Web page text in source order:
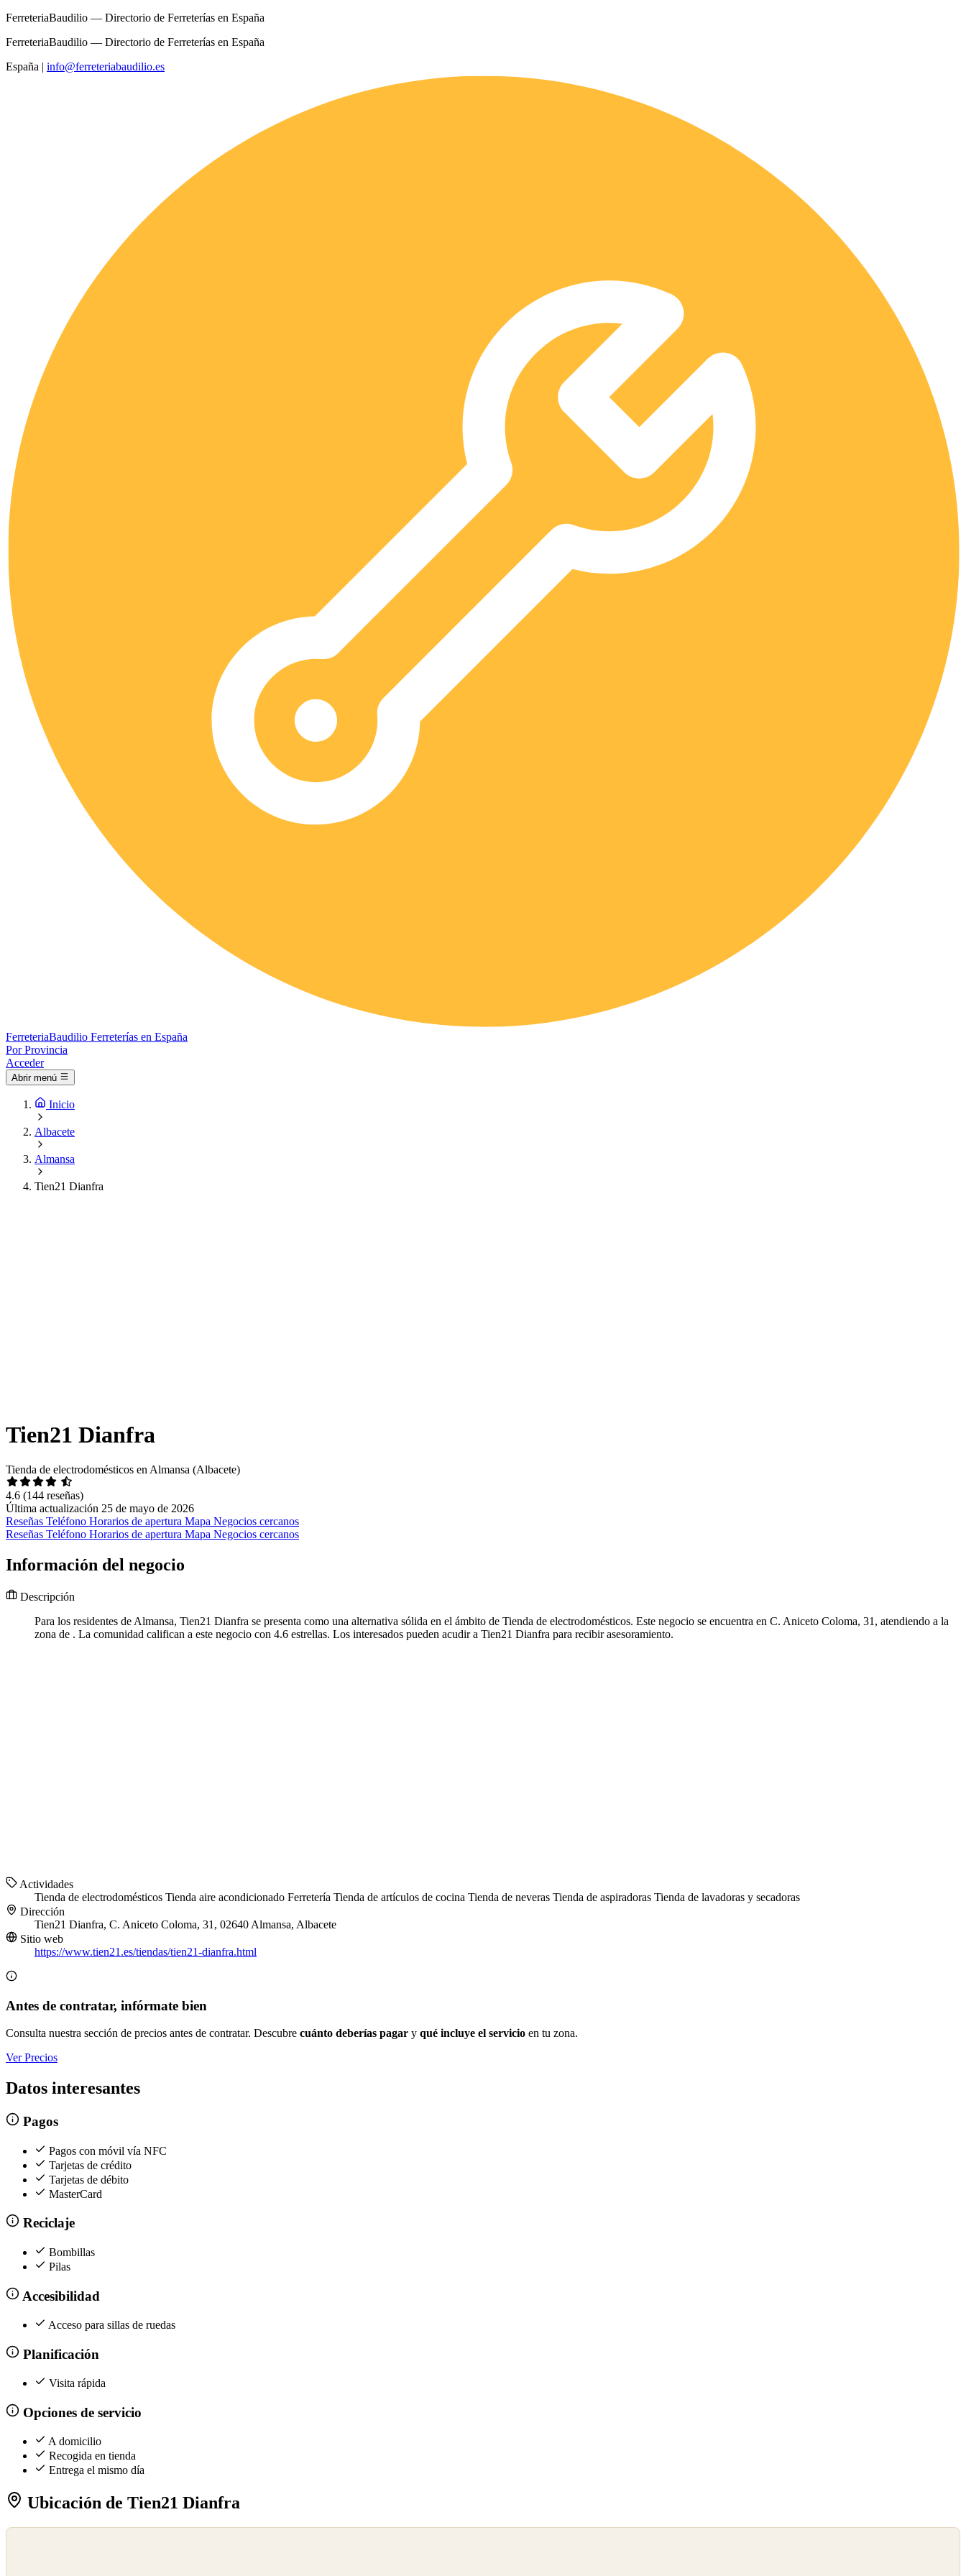
FerreteriaBaudilio — Directorio de Ferreterías en España
FerreteriaBaudilio — Directorio de Ferreterías en España
España | info@ferreteriabaudilio.es
FerreteriaBaudilio Ferreterías en España
Por Provincia
Acceder
Abrir menú
Inicio
Albacete
Almansa
Tien21 Dianfra
Tien21 Dianfra
Tienda de electrodomésticos en Almansa (Albacete)
4.6 (144 reseñas)
Última actualización 25 de mayo de 2026
Reseñas Teléfono Horarios de apertura Mapa Negocios cercanos
Reseñas Teléfono Horarios de apertura Mapa Negocios cercanos
Información del negocio
Descripción
Para los residentes de Almansa, Tien21 Dianfra se presenta como una alternativa sólida en el ámbito de Tienda de electrodomésticos. Este negocio se encuentra en C. Aniceto Coloma, 31, atendiendo a la
zona de . La comunidad califican a este negocio con 4.6 estrellas. Los interesados pueden acudir a Tien21 Dianfra para recibir asesoramiento.
Actividades
Tienda de electrodomésticos Tienda aire acondicionado Ferretería Tienda de artículos de cocina Tienda de neveras Tienda de aspiradoras Tienda de lavadoras y secadoras
Dirección
Tien21 Dianfra, C. Aniceto Coloma, 31, 02640 Almansa, Albacete
Sitio web
https://www.tien21.es/tiendas/tien21-dianfra.html
Antes de contratar, infórmate bien
Consulta nuestra sección de precios antes de contratar. Descubre cuánto deberías pagar y qué incluye el servicio en tu zona.
Ver Precios
Datos interesantes
Pagos
Pagos con móvil vía NFC
Tarjetas de crédito
Tarjetas de débito
MasterCard
Reciclaje
Bombillas
Pilas
Accesibilidad
Acceso para sillas de ruedas
Planificación
Visita rápida
Opciones de servicio
A domicilio
Recogida en tienda
Entrega el mismo día
Ubicación de Tien21 Dianfra